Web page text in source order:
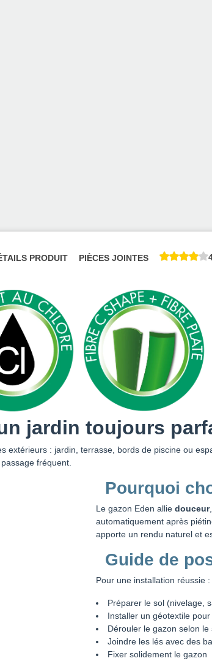
PRODUIT PIÈCES JOINTES
jardin toujours
extérieurs : jardin, terrasse, bords de piscine ou
fréquent.
Pourquoi
Le gazon Eden allie douceur,
automatiquement après
apporte un rendu naturel et
Guide de
Pour une installation réussie :
Préparer le sol (nivelage,
Installer un géotextile
Dérouler le gazon selon le
Joindre les lés avec des
Fixer solidement le gazon